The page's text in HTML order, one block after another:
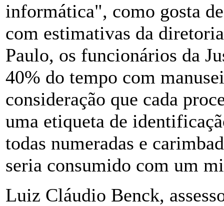
informática", como gosta
com estimativas da
Paulo, os funcionários da
40% do tempo com
consideração que cada
uma etiqueta de
todas numeradas e
seria consumido com um
Luiz Cláudio Benck,